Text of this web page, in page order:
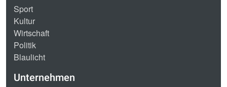
Sport
Kultur
Wirtschaft
Politik
Blaulicht
Unternehmen